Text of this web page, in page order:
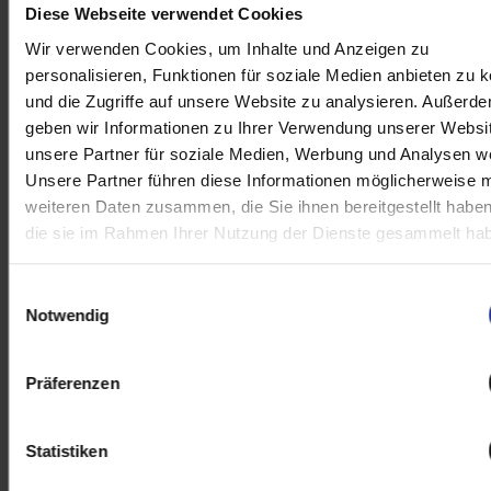
Diese Webseite verwendet Cookies
Wir verwenden Cookies, um Inhalte und Anzeigen zu
personalisieren, Funktionen für soziale Medien anbieten zu
und die Zugriffe auf unsere Website zu analysieren.
geben wir Informationen zu Ihrer Verwendung unserer
unsere Partner für soziale Medien, Werbung und Analysen
Unsere Partner führen diese Informationen möglicherweise
weiteren Daten zusammen, die Sie ihnen bereitgestellt
die sie im Rahmen Ihrer Nutzung der Dienste gesammelt
Notwendig
Präferenzen
Statistiken
unfallfreie
Einsätze!
Als Firma
Wachter
Landtechnik
freuen wir uns,
als verlässlicher